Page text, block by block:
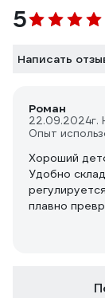
5
Написать
Роман
22.09.2024г.
Опыт
Хороший
Удобно
плавно
прочным